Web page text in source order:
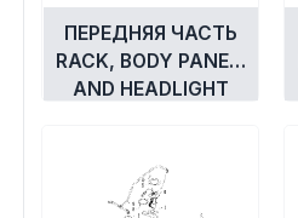
ПЕРЕДНЯЯ ЧАСТЬ
RACK, BODY PANEL,
AND HEADLIGHT